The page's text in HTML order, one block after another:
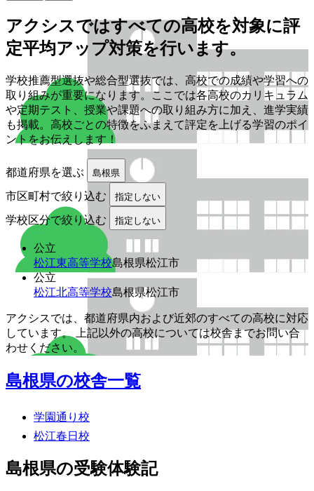
アクシスではすべての高校を対象に評
定平均アップ対策を行います。
学校推薦型選抜や総合型選抜では、高校での成績や学習への
取り組みが重要になります。ここでは各高校のカリキュラム
や定期テスト、授業や課題への取り組み方に加え、進学実績
も掲載。高校ごとの特徴をふまえて評定を上げる学習のポイ
ントをお伝えします！
都道府県を選ぶ 島根県
市区町村で絞り込む 指定しない
学校区分で絞り込む 指定しない
公立
松江東高等学校島根県松江市
公立
松江北高等学校島根県松江市
アクシスでは、都道府県内および近郊のすべての高校に対応
しています。 上記以外の高校については校舎までお問い合
わせください。
島根県の校舎一覧
学園通り校
松江春日校
島根県の受験体験記